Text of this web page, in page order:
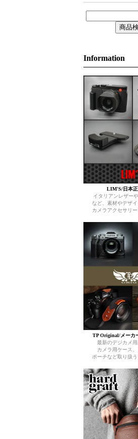
Information
LIM'S/日本
イタリアンレザー
など、素材やデザ
カメラアクセサリー
TP Original/メーカ
最新のデジカメ
カメラ用ケース、
ポーチなど取り扱う